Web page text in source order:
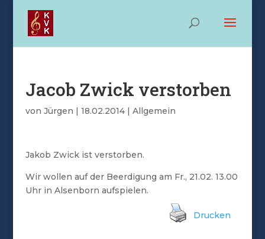
Jacob Zwick verstorben
von Jürgen | 18.02.2014| Allgemein
Jakob Zwick ist verstorben.
Wir wollen auf der Beerdigung am Fr., 21.02. 13.00
Uhr in Alsenborn aufspielen.
Drucken